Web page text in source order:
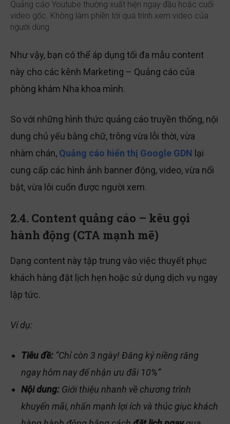
Quảng cáo Youtube thường xuất hiện ngay đầu hoặc cuối
video gốc. Không làm phiền tới quá trình xem video của
người dùng
Như vậy, bạn có thể áp dụng tối đa mẫu content
này cho các kênh Marketing – Quảng cáo của
phòng khám Nha khoa mình.
So với những hình thức quảng cáo truyền thống, nội
dung chủ yếu bằng chữ, trông vừa lỗi thời, vừa
nhàm chán, Quảng cáo hiển thị Google GDN lại
cung cấp các hình ảnh banner động, video, vừa nổi
bật, vừa lôi cuốn được người xem.
2.4. Content quảng cáo – kêu gọi
hành động (CTA mạnh mẽ)
Dạng content này tập trung vào việc thuyết phục
khách hàng đặt lịch hẹn hoặc sử dụng dịch vụ ngay
lập tức.
Ví dụ:
Tiêu đề: “Chỉ còn 3 ngày! Đăng ký niềng răng
ngay hôm nay để nhận ưu đãi 10%”
Nội dung: Giới thiệu nhanh về chương trình
khuyến mãi, nhấn mạnh lợi ích và thúc giục khách